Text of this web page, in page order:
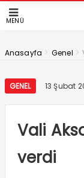
MENÜ
Anasayfa > Genel >
GENEL 13 Şubat
Vali
verdi